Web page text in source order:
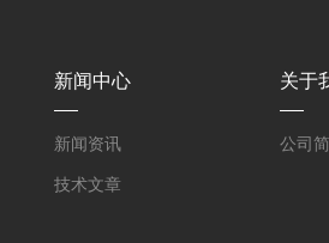
新闻中心
新闻资讯
技术文章
关于
公司